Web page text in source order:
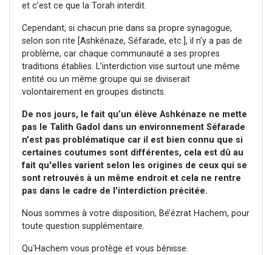
et c’est ce que la Torah interdit.
Cependant, si chacun prie dans sa propre synagogue,
selon son rite [Ashkénaze, Séfarade, etc.], il n’y a pas de
problème, car chaque communauté a ses propres
traditions établies. L’interdiction vise surtout une même
entité ou un même groupe qui se diviserait
volontairement en groupes distincts.
De nos jours, le fait qu’un élève Ashkénaze ne mette
pas le Talith Gadol dans un environnement Séfarade
n'est pas problématique car il est bien connu que si
certaines coutumes sont différentes, cela est dû au
fait qu'elles varient selon les origines de ceux qui se
sont retrouvés à un même endroit et cela ne rentre
pas dans le cadre de l'interdiction précitée.
Nous sommes à votre disposition, Bé’ézrat Hachem, pour
toute question supplémentaire.
Qu'Hachem vous protège et vous bénisse.